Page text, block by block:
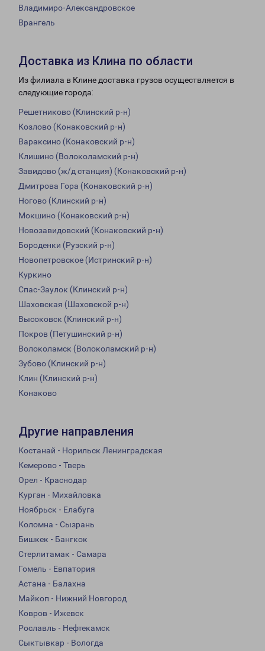
Владимиро-Александровское
Врангель
Доставка из Клина по области
Из филиала в Клине доставка грузов осуществляется в
следующие города:
Решетниково (Клинский р-н)
Козлово (Конаковский р-н)
Вараксино (Конаковский р-н)
Клишино (Волоколамский р-н)
Завидово (ж/д станция) (Конаковский р-н)
Дмитрова Гора (Конаковский р-н)
Ногово (Клинский р-н)
Мокшино (Конаковский р-н)
Новозавидовский (Конаковский р-н)
Бороденки (Рузский р-н)
Новопетровское (Истринский р-н)
Куркино
Спас-Заулок (Клинский р-н)
Шаховская (Шаховской р-н)
Высоковск (Клинский р-н)
Покров (Петушинский р-н)
Волоколамск (Волоколамский р-н)
Зубово (Клинский р-н)
Клин (Клинский р-н)
Конаково
Другие направления
Костанай - Норильск Ленинградская
Кемерово - Тверь
Орел - Краснодар
Курган - Михайловка
Ноябрьск - Елабуга
Коломна - Сызрань
Бишкек - Бангкок
Стерлитамак - Самара
Гомель - Евпатория
Астана - Балахна
Майкоп - Нижний Новгород
Ковров - Ижевск
Рославль - Нефтекамск
Сыктывкар - Вологда